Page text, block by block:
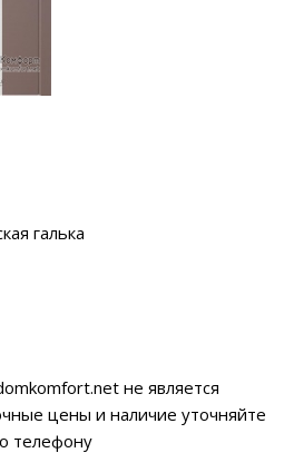
галька
не является
цены и наличие уточняйте
телефону